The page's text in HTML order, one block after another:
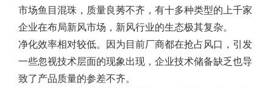
市场鱼目混珠，质量良莠不齐，有十多种类型的上千家
企业在布局新风市场，新风行业的生态极其复杂。
净化效率相对较低。因为目前厂商都在抢占风口，引发
一些忽视技术层面的现象出现，企业技术储备缺乏也导
致了产品质量的参差不齐。